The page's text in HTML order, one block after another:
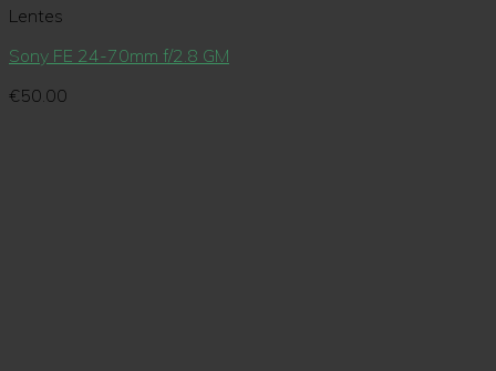
Lentes
Sony FE 24-70mm f/2.8 GM
€50.00